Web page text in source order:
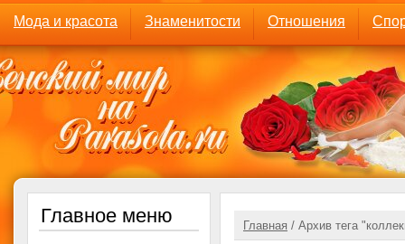
Мода и красота Знаменитости Отношения
Главная / Архив тега
Главное меню